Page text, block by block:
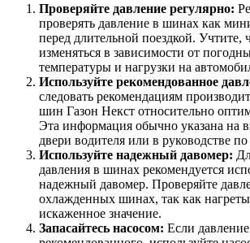
Проверяйте давление регулярно:
проверять давление в шинах как
перед длительной поездкой. Учтите,
изменяться в зависимости от
температуры и нагрузки на
Используйте рекомендованное
следовать рекомендациям
шин Газон Некст относительно
Эта информация обычно указана на
двери водителя или в руководстве
Используйте надежный давомер:
давления в шинах рекомендуется
надежный давомер. Проверяйте
охлажденных шинах, так как
искаженное значение.
Запасайтесь насосом: Если